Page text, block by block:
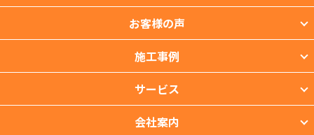
お客様の声
施工事例
サービス
会社案内